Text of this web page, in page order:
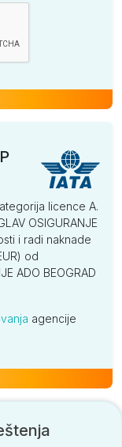
licence A.
OSIGURANJE
i radi naknade
od
ADO BEOGRAD
agencije